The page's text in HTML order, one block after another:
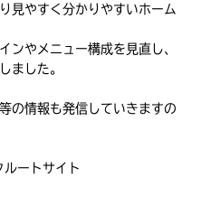
見やすく分かりやすいホーム
ンやメニュー構成を見直し、
ました。
の情報も発信していきますの
ートサイト